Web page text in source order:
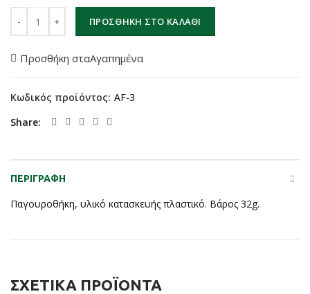
ΠΡΟΣΘΉΚΗ ΣΤΟ ΚΑΛΆΘΙ
Προσθήκη σταΑγαπημένα
Κωδικός προϊόντος: AF-3
Share
ΠΕΡΙΓΡΑΦΉ
Παγουροθήκη, υλικό κατασκευής πλαστικό. Βάρος 32g.
ΣΧΕΤΙΚΆ ΠΡΟΪΌΝΤΑ